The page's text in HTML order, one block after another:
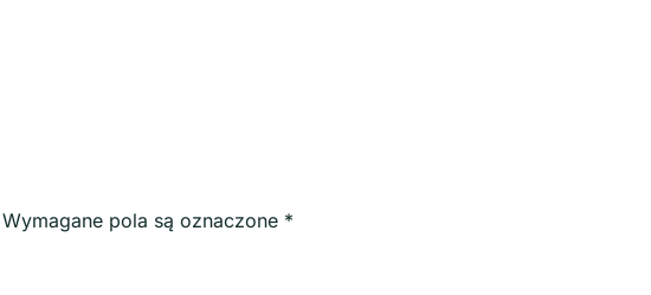
Wymagane pola są oznaczone *